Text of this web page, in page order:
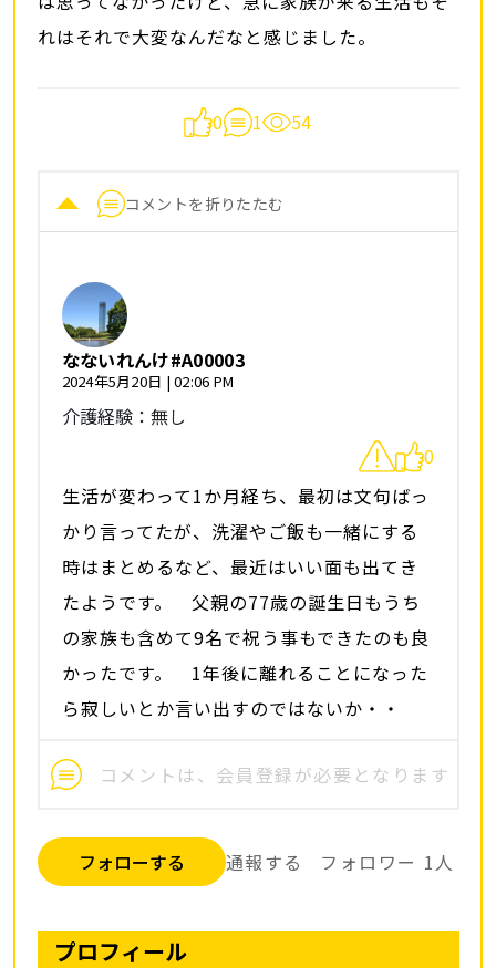
れはそれで大変なんだなと感じました。
0 1 54
コメントを折りたたむ
なないれんけ#A00003
2024年5月20日 | 02:06 PM
介護経験：無し
0
生活が変わって1か月経ち、最初は文句ばっ
かり言ってたが、洗濯やご飯も一緒にする
時はまとめるなど、最近はいい面も出てき
たようです。 父親の77歳の誕生日もうち
の家族も含めて9名で祝う事もできたのも良
かったです。 1年後に離れることになった
ら寂しいとか言い出すのではないか・・
フォローする 通報する フォロワー 1 人
プロフィール